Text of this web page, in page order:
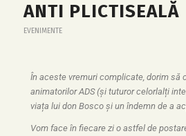
ANTI PLICTISEALĂ
EVENIMENTE
În aceste vremuri complicate, dorim să
animatorilor ADS (și tuturor celorlalți
viața lui don Bosco și un îndemn de a
Vom face în fiecare zi o astfel de